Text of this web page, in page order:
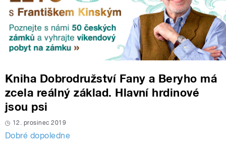
Kniha Dobrodružství Fany a Beryho má
zcela reálný základ. Hlavní hrdinové
jsou psi
12. prosinec 2019
Dobré dopoledne